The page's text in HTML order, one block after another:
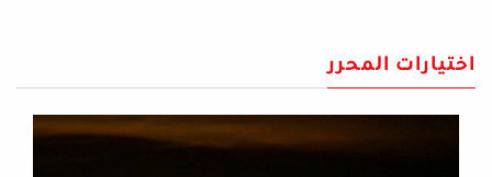
اختيارات المحرر